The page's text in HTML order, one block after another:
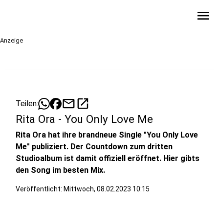
menu
Anzeige
Teilen: mailopen_in_new
Rita Ora - You Only Love Me
Rita Ora hat ihre brandneue Single "You Only Love
Me" publiziert. Der Countdown zum dritten
Studioalbum ist damit offiziell eröffnet. Hier gibts
den Song im besten Mix.
Veröffentlicht: Mittwoch, 08.02.2023 10:15